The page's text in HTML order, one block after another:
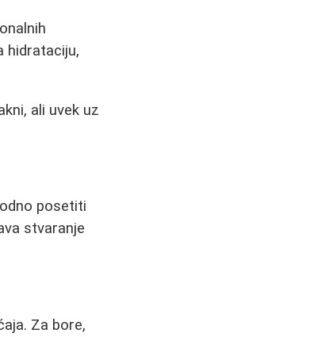
hidrataciju,
ali uvek uz
posetiti
stvaranje
Za bore,